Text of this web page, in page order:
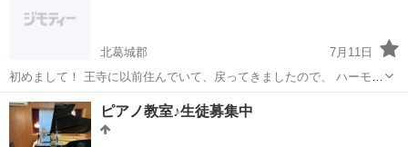
北葛城郡
7月11日
初めまして！ 王寺に以前住んでいて、戻ってきましたので、 ハーモニ
カクラブを立ち上げようと考えております。 複音ハーモニカ、クロマ
チックハーモニカでも大丈夫です。 やってみようかな、やりたいけ
ど、初めてしたい方などおら...
奈良 北葛城郡 その他 ハーモニカ
ピアノ教室♪生徒募集中